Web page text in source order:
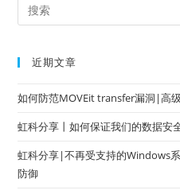
近期文章
如何防范MOVEit transfer漏洞|高
虹科分享丨如何保证我们的数据安
虹科分享|不再受支持的Windows
防御